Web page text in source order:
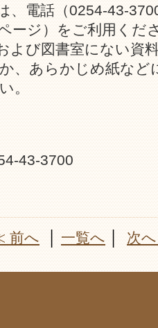
電話（0254-43-
ージ）をご利用くだ
び図書室にない資
、あらかじめ紙など
。
43-3700
前へ 一覧へ 次